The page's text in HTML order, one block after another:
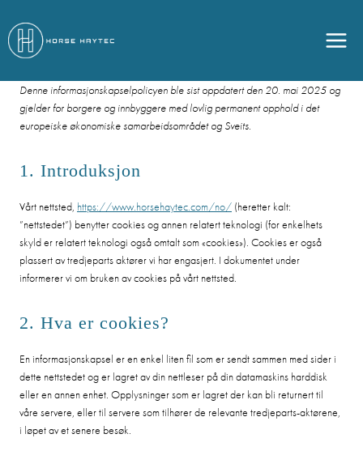
to
content
Denne informasjonskapselpolicyen ble sist oppdatert den 20. mai 2025 og
gjelder for borgere og innbyggere med lovlig permanent opphold i det
europeiske økonomiske samarbeidsområdet og Sveits.
1. Introduksjon
Vårt nettsted, https://www.horsehaytec.com/no/ (heretter kalt:
”nettstedet”) benytter cookies og annen relatert teknologi (for enkelhets
skyld er relatert teknologi også omtalt som «cookies»). Cookies er også
plassert av tredjeparts aktører vi har engasjert. I dokumentet under
informerer vi om bruken av cookies på vårt nettsted.
2. Hva er cookies?
En informasjonskapsel er en enkel liten fil som er sendt sammen med sider i
dette nettstedet og er lagret av din nettleser på din datamaskins harddisk
eller en annen enhet. Opplysninger som er lagret der kan bli returnert til
våre servere, eller til servere som tilhører de relevante tredjeparts-aktørene,
i løpet av et senere besøk.